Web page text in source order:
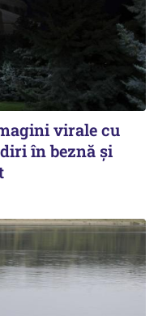
virale cu
în beznă și